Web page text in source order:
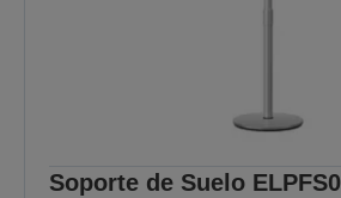
Soporte de Suelo